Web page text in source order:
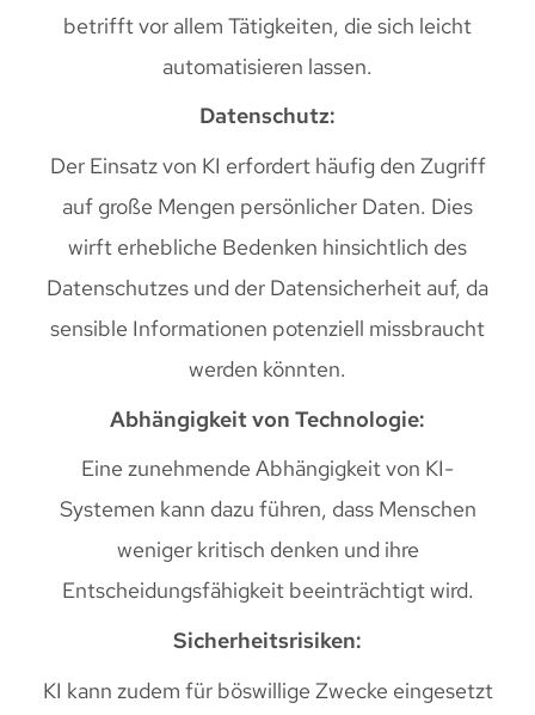
betrifft vor allem Tätigkeiten, die sich leicht
automatisieren lassen.
Datenschutz:
Der Einsatz von KI erfordert häufig den Zugriff
auf große Mengen persönlicher Daten. Dies
wirft erhebliche Bedenken hinsichtlich des
Datenschutzes und der Datensicherheit auf, da
sensible Informationen potenziell missbraucht
werden könnten.
Abhängigkeit von Technologie:
Eine zunehmende Abhängigkeit von KI-
Systemen kann dazu führen, dass Menschen
weniger kritisch denken und ihre
Entscheidungsfähigkeit beeinträchtigt wird.
Sicherheitsrisiken:
KI kann zudem für böswillige Zwecke eingesetzt